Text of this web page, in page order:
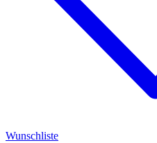
Wunschliste